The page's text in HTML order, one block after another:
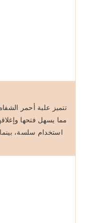
تتميز علبة أحمر
مما يسهل فتحها
استخدام سلسة،